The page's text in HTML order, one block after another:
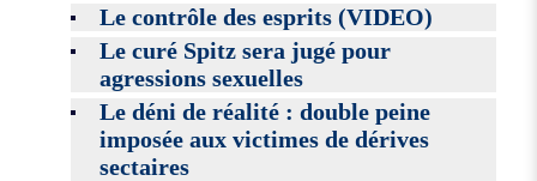
Le contrôle des esprits (VIDEO)
Le curé Spitz sera jugé pour
agressions sexuelles
Le déni de réalité : double peine
imposée aux victimes de dérives
sectaires